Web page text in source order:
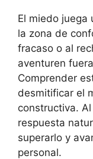
El miedo juega
la zona de
fracaso o al
aventuren
Comprender
desmitificar el
constructiva.
respuesta
superarlo y
personal.